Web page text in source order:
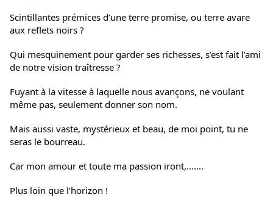
Scintillantes prémices d’une terre promise, ou terre avare
aux reflets noirs ?
Qui mesquinement pour garder ses richesses, s’est fait l’ami
de notre vision traîtresse ?
Fuyant à la vitesse à laquelle nous avançons, ne voulant
même pas, seulement donner son nom.
Mais aussi vaste, mystérieux et beau, de moi point, tu ne
seras le bourreau.
Car mon amour et toute ma passion iront,.......
Plus loin que l’horizon !